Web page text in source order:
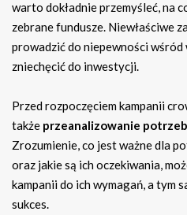
warto dokładnie przemyśleć, na
zebrane fundusze. Niewłaściwe
prowadzić do niepewności wśród
zniechęcić do inwestycji.
Przed rozpoczęciem kampanii
także przeanalizowanie
Zrozumienie, co jest ważne dla
oraz jakie są ich oczekiwania,
kampanii do ich wymagań, a tym
sukces.